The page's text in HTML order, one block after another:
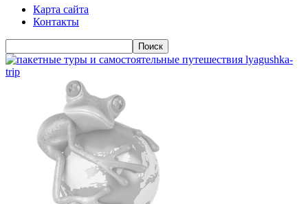
Карта сайта
Контакты
lyagushka-
trip